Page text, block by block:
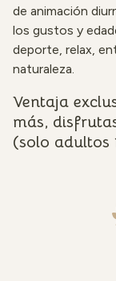
de animación
los gustos y
deporte, relax,
naturaleza.
Ventaja
más,
(solo adultos